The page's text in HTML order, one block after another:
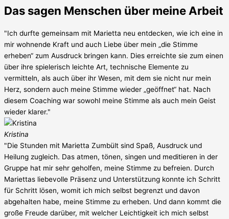
Das sagen Menschen über meine Arbeit
"Ich durfte gemeinsam mit Marietta neu entdecken, wie ich eine in
mir wohnende Kraft und auch Liebe über mein „die Stimme
erheben“ zum Ausdruck bringen kann. Dies erreichte sie zum einen
über ihre spielerisch leichte Art, technische Elemente zu
vermitteln, als auch über ihr Wesen, mit dem sie nicht nur mein
Herz, sondern auch meine Stimme wieder „geöffnet“ hat. Nach
diesem Coaching war sowohl meine Stimme als auch mein Geist
wieder klarer."
Kristina
"Die Stunden mit Marietta Zumbült sind Spaß, Ausdruck und
Heilung zugleich. Das atmen, tönen, singen und meditieren in der
Gruppe hat mir sehr geholfen, meine Stimme zu befreien. Durch
Mariettas liebevolle Präsenz und Unterstützung konnte ich Schritt
für Schritt lösen, womit ich mich selbst begrenzt und davon
abgehalten habe, meine Stimme zu erheben. Und dann kommt die
große Freude darüber, mit welcher Leichtigkeit ich mich selbst